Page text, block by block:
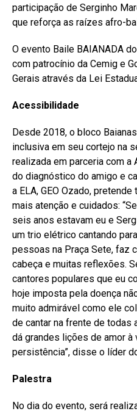
participação de Serginho
que reforça as raízes afro-
O evento Baile BAIANADA
com patrocínio da Cemig e
Gerais através da Lei
Acessibilidade
Desde 2018, o bloco
inclusiva em seu cortejo na
realizada em parceria com a
do diagnóstico do amigo e
a ELA, GEO Ozado,
mais atenção e cuidados:
seis anos estavam eu e
um trio elétrico cantando
pessoas na Praça Sete, faz
cabeça e muitas reflexões.
cantores populares que eu
hoje imposta pela doença
muito admirável como ele
de cantar na frente de
dá grandes lições de amor à
persistência”, disse o líder
Palestra
No dia do evento, será